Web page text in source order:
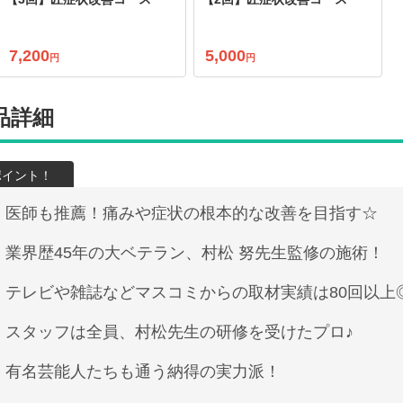
7,200円 5,000円
詳細
医師も推薦！痛みや症状の根本的な改善を目指す☆
業界歴45年の大ベテラン、村松 努先生監修の施術！
テレビや雑誌などマスコミからの取材実績は80回以
スタッフは全員、村松先生の研修を受けたプロ♪
有名芸能人たちも通う納得の実力派！